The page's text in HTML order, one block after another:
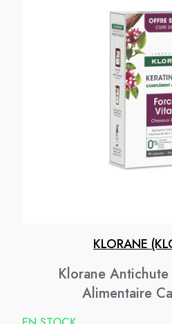
KLORANE
Klorane
Alimentaire